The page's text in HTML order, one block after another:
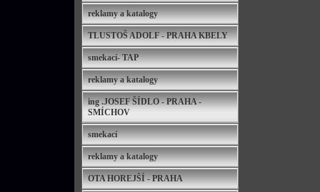
reklamy a katalogy
TLUSTOŠ ADOLF - PRAHA KBELY
smekací- TAP
reklamy a katalogy
ing .JOSEF ŠÍDLO - PRAHA -
SMÍCHOV
smekací
reklamy a katalogy
OTA HOREJŠÍ - PRAHA